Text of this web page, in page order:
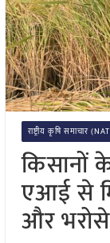
राष्ट्रीय कृषि समाचार
किसानों
एआई से
और